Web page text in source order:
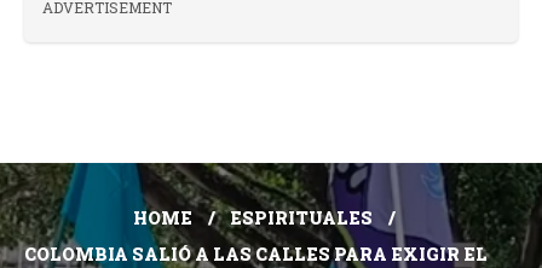
ADVERTISEMENT
HOME
ESPIRITUALES
COLOMBIA SALIÓ A LAS CALLES PARA EXIGIR EL